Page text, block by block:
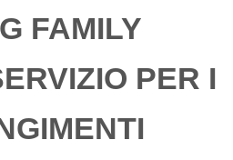
FAMILY
PER I